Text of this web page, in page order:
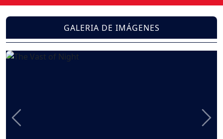
GALERIA DE IMÁGENES
Previous Next